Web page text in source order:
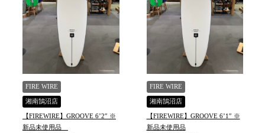
FIRE WIRE
湘南鵠沼店
【FIREWIRE】GROOVE 6’2″ ※
新品未使用品
FIRE WIRE
湘南鵠沼店
【FIREWIRE】GROOVE 6’1″ ※
新品未使用品